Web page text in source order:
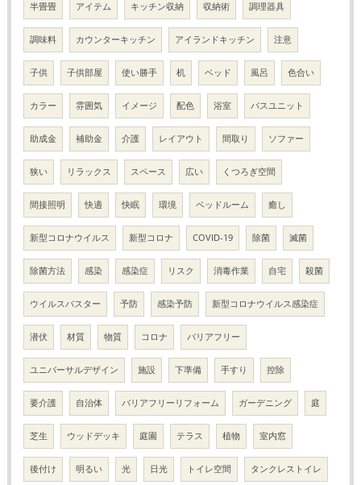
半畳畳 アイテム キッチン収納 収納術 調理器具
調味料 カウンターキッチン アイランドキッチン 注意
子供 子供部屋 使い勝手 机 ベッド 風呂 色合い
カラー 雰囲気 イメージ 配色 浴室 バスユニット
助成金 補助金 介護 レイアウト 間取り ソファー
狭い リラックス スペース 広い くつろぎ空間
間接照明 快適 快眠 環境 ベッドルーム 癒し
新型コロナウイルス 新型コロナ COVID-19 除菌 滅菌
除菌方法 感染 感染症 リスク 消毒作業 自宅 殺菌
ウイルスバスター 予防 感染予防 新型コロナウイルス感染症
潜伏 材質 物質 コロナ バリアフリー
ユニバーサルデザイン 施設 下準備 手すり 控除
要介護 自治体 バリアフリーリフォーム ガーデニング 庭
芝生 ウッドデッキ 庭園 テラス 植物 室内窓
後付け 明るい 光 日光 トイレ空間 タンクレストイレ